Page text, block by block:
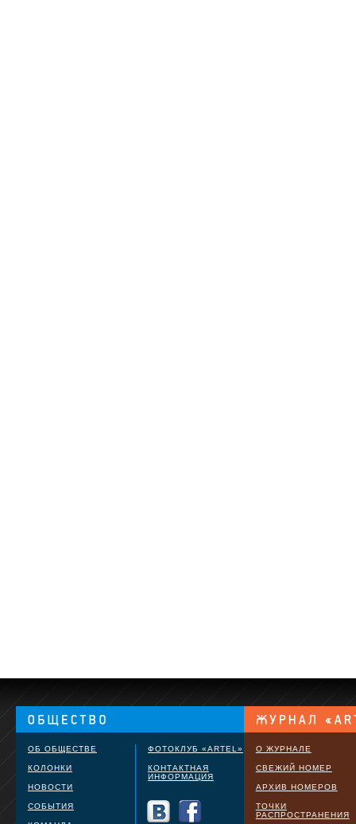
ОБ ОБЩЕСТВЕ
КОЛОНКИ
НОВОСТИ
СОБЫТИЯ
ФОТОКЛУБ «ARTEL»
КОНТАКТНАЯ
ИНФОРМАЦИЯ
О ЖУРНАЛЕ
СВЕЖИЙ НОМЕР
АРХИВ НОМЕРОВ
ТОЧКИ
РАСПРОСТРАНЕНИЯ